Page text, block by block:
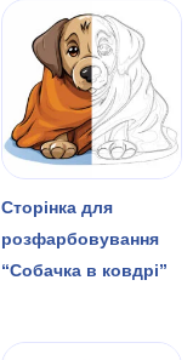
Сторінка для
розфарбовування
“Собачка в ковдрі”